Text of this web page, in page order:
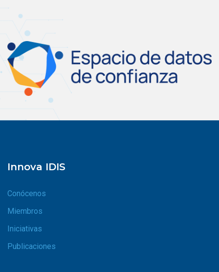
Innova IDIS
Conócenos
Miembros
Iniciativas
Publicaciones